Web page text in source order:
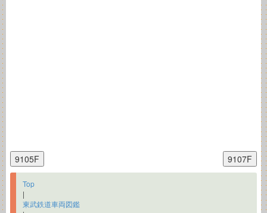
Top
|
東武鉄道車両図鑑